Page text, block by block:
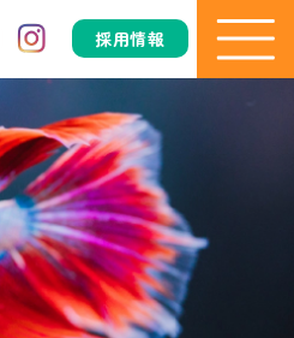
採用情報